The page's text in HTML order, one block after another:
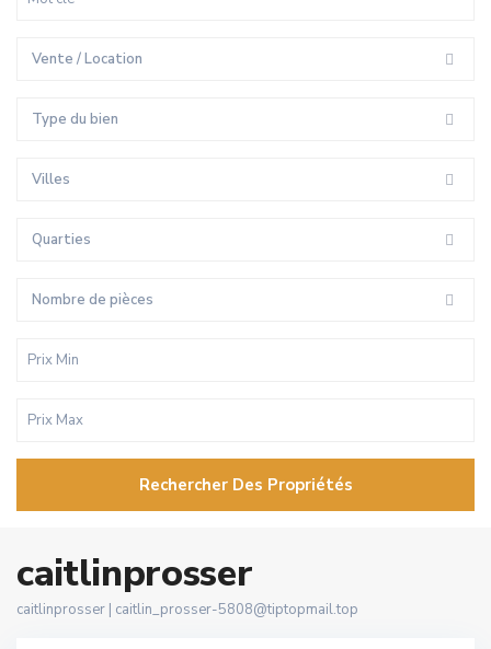
Vente / Location
Type du bien
Villes
Quarties
Nombre de pièces
Rechercher Des Propriétés
caitlinprosser
caitlinprosser | caitlin_prosser-5808@tiptopmail.top